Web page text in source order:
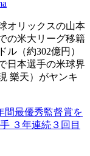
労働省 認可
オリックスの山本
の米大リーグ移籍
（約302億円）
日本選手の米球界
樂天）がヤンキ
間最優秀監督賞を
３年連続３回目